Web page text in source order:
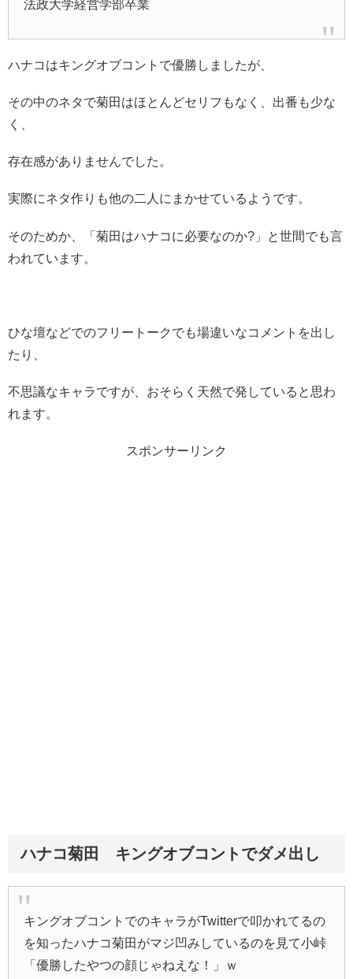
法政大学経営学部卒業
ハナコはキングオブコントで優勝しましたが、
その中のネタで菊田はほとんどセリフもなく、出番も少な
く、
存在感がありませんでした。
実際にネタ作りも他の二人にまかせているようです。
そのためか、「菊田はハナコに必要なのか?」と世間でも言
われています。
ひな壇などでのフリートークでも場違いなコメントを出し
たり、
不思議なキャラですが、おそらく天然で発していると思わ
れます。
スポンサーリンク
ハナコ菊田 キングオブコントでダメ出し
キングオブコントでのキャラがTwitterで叩かれてるの
を知ったハナコ菊田がマジ凹みしているのを見て小峠
「優勝したやつの顔じゃねえな！」ｗ